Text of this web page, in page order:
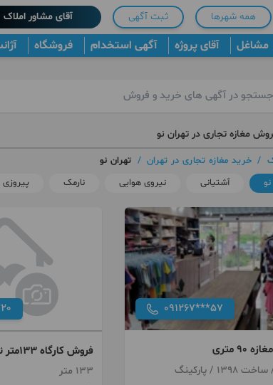
همه شهرها ثبت آگهی آقای مشاور املاک
مشاغل آقای پروژه آگهی استخدام فروشگاه
مغازه تجاری در تهران نو
/ خرید مغازه تجاری در تهران / تهران نو
آشتیانی نیروی هوایی نارمک پیروزی
091267***57
متری
فروش
دروازه شمیران
133 متر